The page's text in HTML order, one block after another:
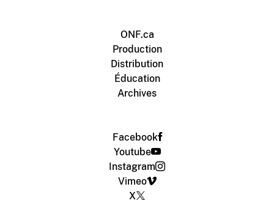
ONF.ca
Production
Distribution
Éducation
Archives
Facebook
Youtube
Instagram
Vimeo
X